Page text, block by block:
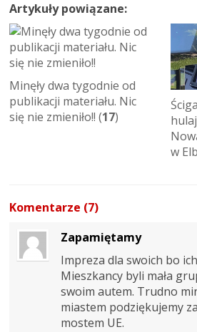
Artykuły powiązane:
Minęły dwa tygodnie od
publikacji materiału. Nic
się nie zmieniło!! (17)
w
Komentarze (7)
Zapamiętamy
Impreza dla swoich bo
Mieszkancy byli mała
swoim autem. Trudno
miastem podziękujemy
mostem UE.